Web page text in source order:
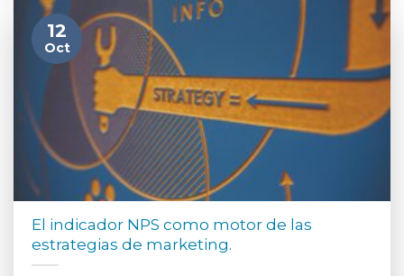
El indicador NPS como motor de las
estrategias de marketing.
12
Oct